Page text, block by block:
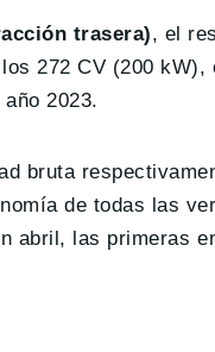
trasera), el
272 CV (200 kW),
2023.
bruta
de todas las
abril, las primeras